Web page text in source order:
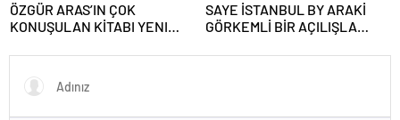
ÖZGÜR ARAS’IN ÇOK
KONUŞULAN KİTABI YENI
COLLECTION BODRUM’DA
KUTLADI
SAYE İSTANBUL BY ARAKİ
GÖRKEMLİ BİR AÇILIŞLA